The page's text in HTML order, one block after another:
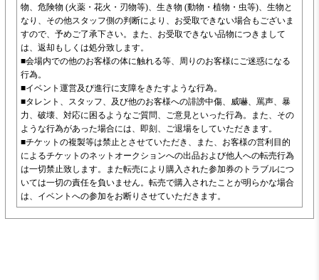
物、危険物 (火薬・花火・刃物等)、生き物 (動物・植物・虫等)、生物と
なり、その他スタッフ側の判断により、お受取できない場合もございま
すので、予めご了承下さい。また、お受取できない品物につきまして
は、返却もしくは処分致します。
■会場内での他のお客様の体に触れる等、周りのお客様にご迷惑になる
行為。
■イベント運営及び進行に支障をきたすような行為。
■タレント、スタッフ、及び他のお客様への誹謗中傷、威嚇、罵声、暴
力、破壊、対応に困るようなご質問、ご意見といった行為。また、その
ような行為があった場合には、即刻、ご退場をしていただきます。
■チケットの複製等は禁止とさせていただき、また、お客様の営利目的
によるチケットのネットオークションへの出品および他人への転売行為
は一切禁止致します。また転売により購入された参加券のトラブルにつ
いては一切の責任を負いません。転売で購入されたことが明らかな場合
は、イベントへの参加をお断りさせていただきます。